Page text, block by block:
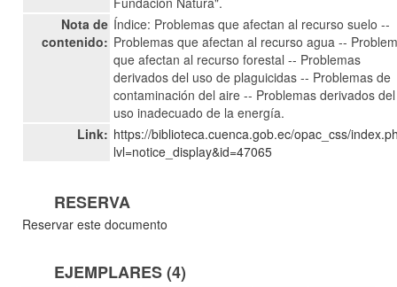
Nota de
contenido:
Índice: Problemas que afectan al recurso suelo --
Problemas que afectan al recurso agua --
que afectan al recurso forestal -- Problemas
derivados del uso de plaguicidas -- Problemas de
contaminación del aire -- Problemas derivados del
uso inadecuado de la energía.
Link: https://biblioteca.cuenca.gob.ec/opac_css/
lvl=notice_display&id=47065
RESERVA
Reservar este documento
EJEMPLARES (4)